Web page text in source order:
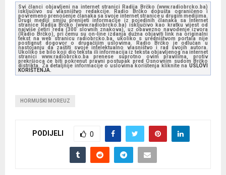
Svi članci objavljeni na internet stranici Radija Brčko (www.radiobrcko.ba)
isključivo su vlasništvo redakcije. Radio Brčko dopušta ograničeno i
povremeno prenošenje članaka sa svoje internet stranice u drugim medijima.
Drugi mediji smiju prenijeti informacije iz pojedinih članaka sa Internet
stranice Radija Brčko (www.radiobrcko.ba) isključivo kao kratku vijest od
najviše četiri reda (300 slovnih znakova), uz obavezno navođenje izvora
(Radio Brčko), pri čemu su on-line izdanja dužna objaviti link na originalni
tekst na web stranicu radiobrcko.ba, ukoliko s uredništvom portala nije
postignut dogovor o drugačijim uslovima. Radio Brčko je odlučan u
nastojanju da zaštiti svoje intelektualno vlasništvo i rad svojih autora.
Ukoliko se bilo koji dio teksta ili informacija iz teksta objavljenog na internet
stranici www.radiobrcko.ba prenese suprotno ovim pravilima, protiv
prekršioca će biti pokrenut pravni postupak pred Osnovnim sudom Brčko
distrikta. Za detaljnije informacije o uslovima korištenja kliknite na USLOVI
KORIŠTENJA.
HORMUŠKI MOREUZ
PODIJELI 0